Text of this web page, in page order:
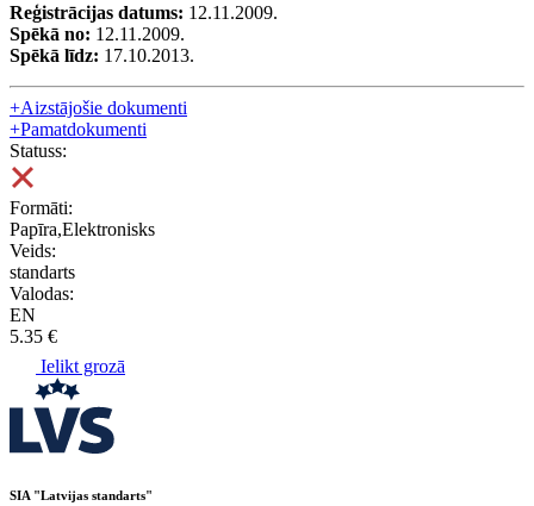
Reģistrācijas datums: 12.11.2009.
Spēkā no: 12.11.2009.
Spēkā līdz: 17.10.2013.
+Aizstājošie dokumenti
+Pamatdokumenti
Statuss:
Formāti:
Papīra,Elektronisks
Veids:
standarts
Valodas:
EN
5.35 €
Ielikt grozā
SIA "Latvijas standarts"